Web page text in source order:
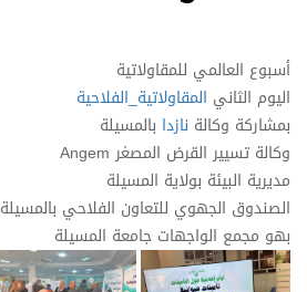
أسبوع العالمي للمقاولاتية
اليوم الثاني المقاولاتية_الفلاحية
بمشاركة وكالة نازدا بالمسيلة
وكالة تسيير القرض المصغر Angem
مديرية البيئة بولاية المسيلة
الصندوق الجهوي للتعاون الفلاحي بالمسيلة
بهو مجمع الواجهات جامعة المسيلة